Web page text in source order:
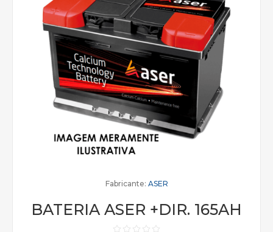
Fabricante: ASER
BATERIA ASER +DIR. 165AH